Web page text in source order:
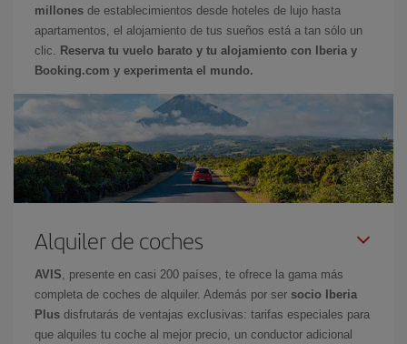
millones de establecimientos desde hoteles de lujo hasta
apartamentos, el alojamiento de tus sueños está a tan sólo un
clic.
Reserva tu vuelo barato y tu alojamiento con Iberia y
Booking.com y experimenta el mundo.
Alquiler de coches
AVIS , presente en casi 200 países, te ofrece la gama más
completa de coches de alquiler. Además por ser socio Iberia
Plus disfrutarás de ventajas exclusivas: tarifas especiales para
que alquiles tu coche al mejor precio, un conductor adicional